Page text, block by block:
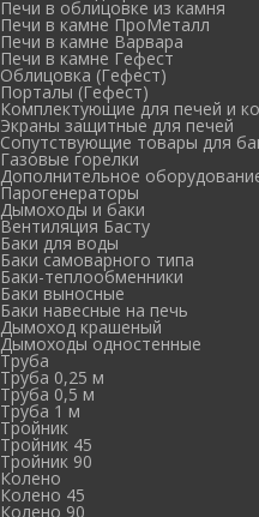
Печи в облицовке из камня
Печи в камне ПроМеталл
Печи в камне Варвара
Печи в камне Гефест
Облицовка (Гефест)
Порталы (Гефест)
Комплектующие для печей и
Экраны защитные для печей
Сопутствующие товары для
Газовые горелки
Дополнительное
Парогенераторы
Дымоходы и баки
Вентиляция Басту
Баки для воды
Баки самоварного типа
Баки-теплообменники
Баки выносные
Баки навесные на печь
Дымоход крашеный
Дымоходы одностенные
Труба
Труба 0,25 м
Труба 0,5 м
Труба 1 м
Тройник
Тройник 45
Тройник 90
Колено
Колено 45
Колено 90